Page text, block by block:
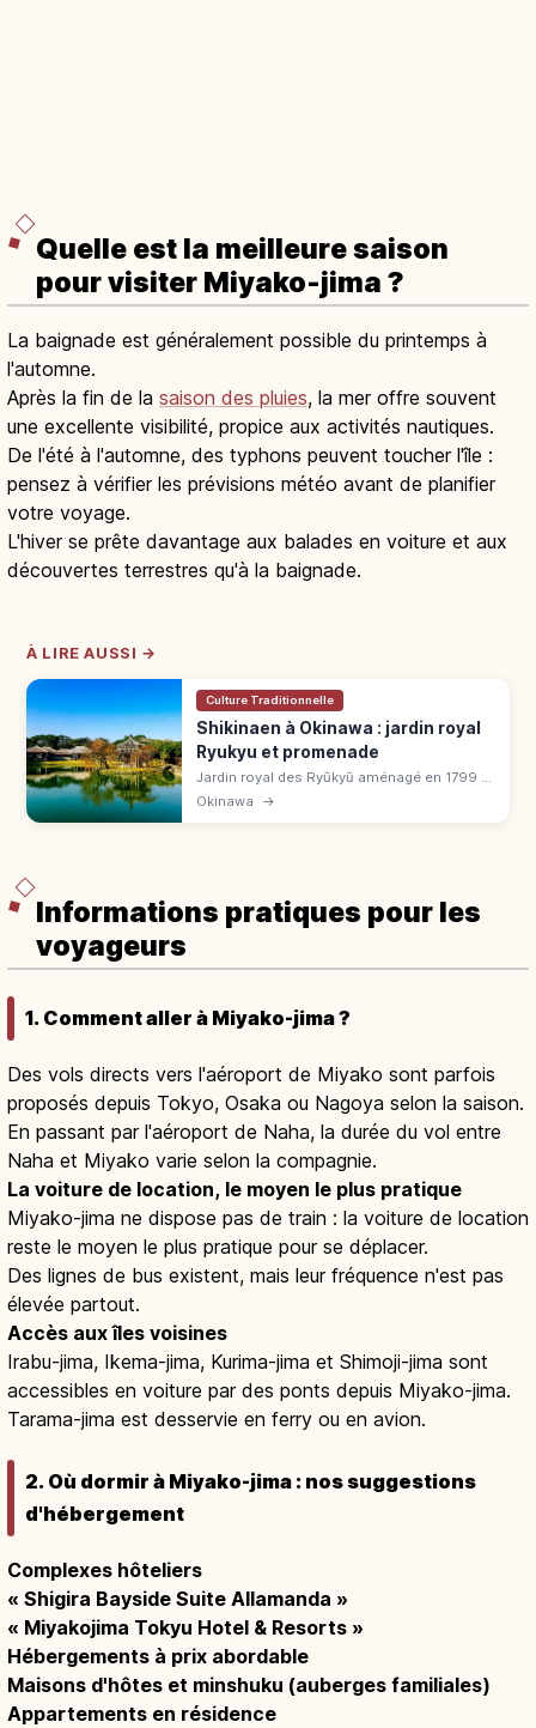
Quelle est la meilleure saison
pour visiter Miyako-jima ?
La baignade est généralement possible du printemps à
l'automne.
Après la fin de la saison des pluies, la mer offre souvent
une excellente visibilité, propice aux activités nautiques.
De l'été à l'automne, des typhons peuvent toucher l'île :
pensez à vérifier les prévisions météo avant de planifier
votre voyage.
L'hiver se prête davantage aux balades en voiture et aux
découvertes terrestres qu'à la baignade.
À LIRE AUSSI →
Culture Traditionnelle
Shikinaen à Okinawa : jardin royal
Ryukyu et promenade
Jardin royal des Ryūkyū aménagé en 1799 à
Naha, inscrit à l'UNESCO en 2000. 42 000
Okinawa →
Informations pratiques pour les
voyageurs
1. Comment aller à Miyako-jima ?
Des vols directs vers l'aéroport de Miyako sont parfois
proposés depuis Tokyo, Osaka ou Nagoya selon la saison.
En passant par l'aéroport de Naha, la durée du vol entre
Naha et Miyako varie selon la compagnie.
La voiture de location, le moyen le plus pratique
Miyako-jima ne dispose pas de train : la voiture de location
reste le moyen le plus pratique pour se déplacer.
Des lignes de bus existent, mais leur fréquence n'est pas
élevée partout.
Accès aux îles voisines
Irabu-jima, Ikema-jima, Kurima-jima et Shimoji-jima sont
accessibles en voiture par des ponts depuis Miyako-jima.
Tarama-jima est desservie en ferry ou en avion.
2. Où dormir à Miyako-jima : nos suggestions
d'hébergement
Complexes hôteliers
« Shigira Bayside Suite Allamanda »
« Miyakojima Tokyu Hotel & Resorts »
Hébergements à prix abordable
Maisons d'hôtes et minshuku (auberges familiales)
Appartements en résidence